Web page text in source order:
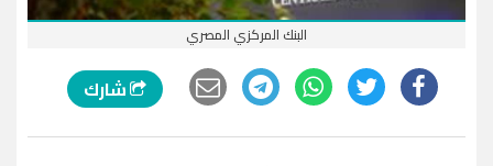
البنك المركزي المصري
شارك